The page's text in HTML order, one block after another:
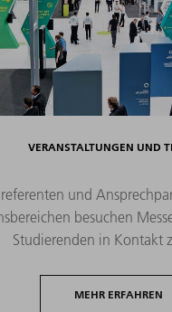
VERANSTALTUNGEN UND
und
besuchen
Studierenden in Kontakt
MEHR ERFAHREN